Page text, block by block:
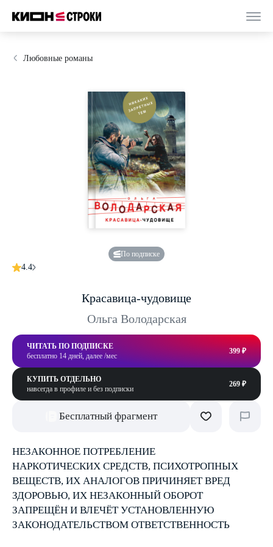
Любовные романы
По подписке
4.4
Красавица-чудовище
Ольга Володарская
ЧИТАТЬ ПО ПОДПИСКЕ
бесплатно 14 дней, далее /мес
399 ₽
КУПИТЬ ОТДЕЛЬНО
навсегда в профиле и без подписки
269 ₽
Бесплатный фрагмент
НЕЗАКОННОЕ ПОТРЕБЛЕНИЕ
НАРКОТИЧЕСКИХ СРЕДСТВ, ПСИХОТРОПНЫХ
ВЕЩЕСТВ, ИХ АНАЛОГОВ ПРИЧИНЯЕТ ВРЕД
ЗДОРОВЬЮ, ИХ НЕЗАКОННЫЙ ОБОРОТ
ЗАПРЕЩЁН И ВЛЕЧЁТ УСТАНОВЛЕННУЮ
ЗАКОНОДАТЕЛЬСТВОМ ОТВЕТСТВЕННОСТЬ